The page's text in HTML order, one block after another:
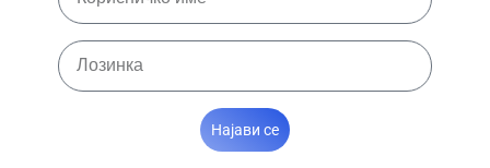
Најави се